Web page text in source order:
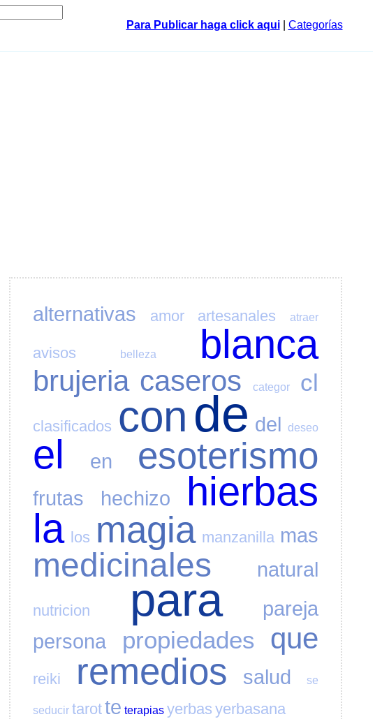
Para Publicar haga click aqui| Categorías
alternativas amor artesanales atraer
avisos belleza blanca
brujeria caseros categor cl
clasificados con de del deseo
el en esoterismo
frutas hechizo
hierbas
la los magia manzanilla mas
medicinales natural
nutricion para
pareja
persona
propiedades que
reiki remedios salud se
seducir tarotte terapias yerbas yerbasana